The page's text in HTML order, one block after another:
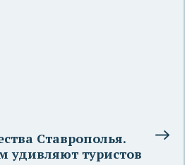
Ставрополья.
удивляют туристов